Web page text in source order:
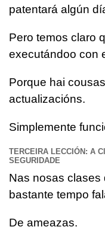
patentará algún
Pero temos claro
executándoo con
Porque hai
actualizacións.
Simplemente
TERCEIRA LECCIÓN: A
SEGURIDADE
Nas nosas clases
bastante tempo
De ameazas.